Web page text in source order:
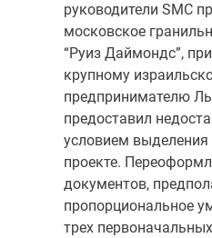
руководители SMC
московское
“Руиз Даймондс”,
крупному
предпринимателю
предоставил
условием выделения
проекте.
документов,
пропорциональное
трех